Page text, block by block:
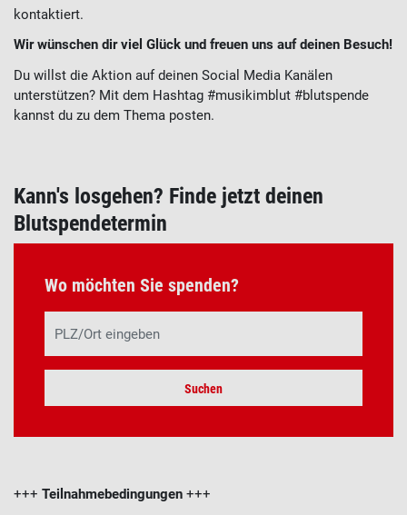
kontaktiert.
Wir wünschen dir viel Glück und freuen uns auf deinen Besuch!
Du willst die Aktion auf deinen Social Media Kanälen
unterstützen? Mit dem Hashtag #musikimblut #blutspende
kannst du zu dem Thema posten.
Kann's losgehen? Finde jetzt deinen
Blutspendetermin
Wo möchten Sie spenden?
Suchen
+++ Teilnahmebedingungen +++